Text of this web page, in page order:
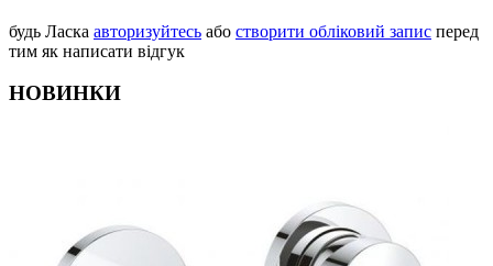
будь Ласка авторизуйтесь або створити обліковий запис перед
тим як написати відгук
НОВИНКИ